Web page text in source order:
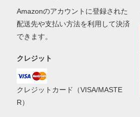
Amazonのアカウントに登録された
配送先や支払い方法を利用して決済
できます。
クレジット
クレジットカード（VISA/MASTE
R）